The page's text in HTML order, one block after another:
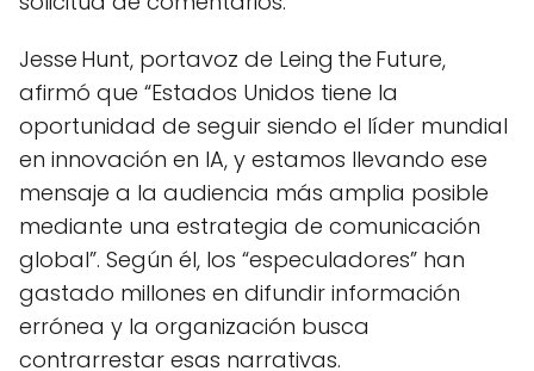
Jesse Hunt, portavoz de Leing the Future,
afirmó que “Estados Unidos tiene la
oportunidad de seguir siendo el líder mundial
en innovación en IA, y estamos llevando ese
mensaje a la audiencia más amplia posible
mediante una estrategia de comunicación
global”. Según él, los “especuladores” han
gastado millones en difundir información
errónea y la organización busca
contrarrestar esas narrativas.